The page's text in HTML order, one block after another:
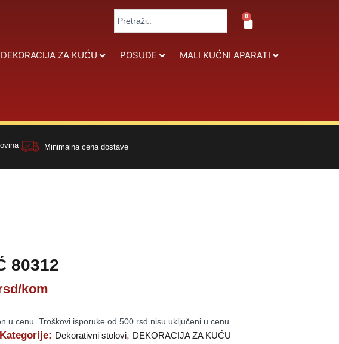
...
0
Cart
DEKORACIJA ZA KUĆU POSUĐE
MALI KUĆNI APARATI
Minimalna cena dostave
80312
/kom
u cenu. Troškovi isporuke od 500 rsd nisu uključeni u cenu.
Kategorije: Dekorativni stolovi, DEKORACIJA ZA KUĆU